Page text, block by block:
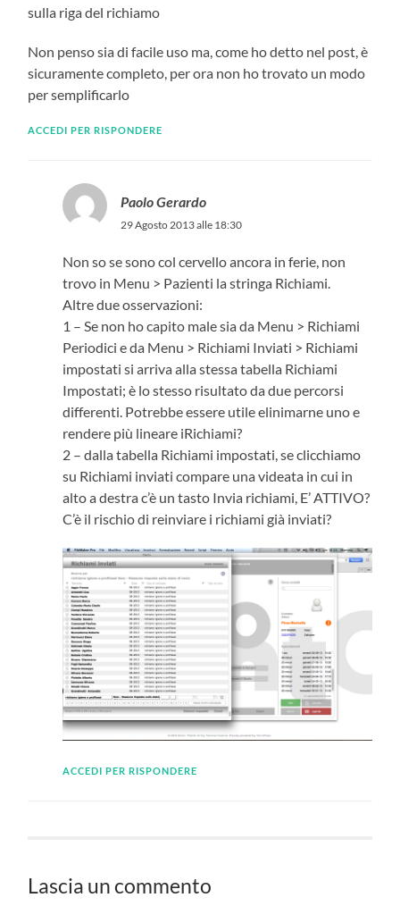
sulla riga del richiamo
Non penso sia di facile uso ma, come ho detto nel post, è
sicuramente completo, per ora non ho trovato un modo
per semplificarlo
ACCEDI PER RISPONDERE
Paolo Gerardo
29 Agosto 2013 alle 18:30
Non so se sono col cervello ancora in ferie, non
trovo in Menu > Pazienti la stringa Richiami.
Altre due osservazioni:
1 – Se non ho capito male sia da Menu > Richiami
Periodici e da Menu > Richiami Inviati > Richiami
impostati si arriva alla stessa tabella Richiami
Impostati; è lo stesso risultato da due percorsi
differenti. Potrebbe essere utile elinimarne uno e
rendere più lineare iRichiami?
2 – dalla tabella Richiami impostati, se clicchiamo
su Richiami inviati compare una videata in cui in
alto a destra c’è un tasto Invia richiami, E’ ATTIVO?
C’è il rischio di reinviare i richiami già inviati?
ACCEDI PER RISPONDERE
Lascia un commento